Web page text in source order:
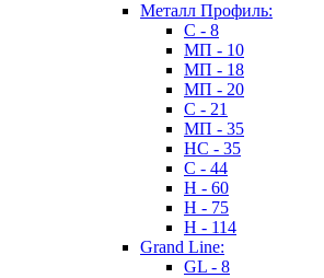
Металл Профиль:
C - 8
МП - 10
МП - 18
МП - 20
C - 21
МП - 35
HC - 35
C - 44
H - 60
H - 75
H - 114
Grand Line:
GL - 8